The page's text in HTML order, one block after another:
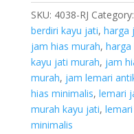
SKU: 4038-RJ Category:
berdiri kayu jati, harga
jam hias murah,
kayu jati murah, jam
murah, jam lemari
hias minimalis, lemari
murah kayu jati,
minimalis